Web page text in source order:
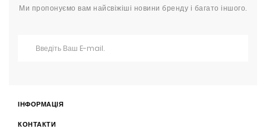
Ми пропонуємо вам найсвіжіші новини бренду і багато іншого.
ІНФОРМАЦІЯ
КОНТАКТИ